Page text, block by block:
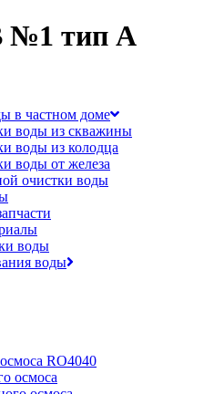
№1 тип A
в частном доме
воды из скважины
воды из колодца
воды от железа
очистки воды
воды
воды
RO4040
осмоса